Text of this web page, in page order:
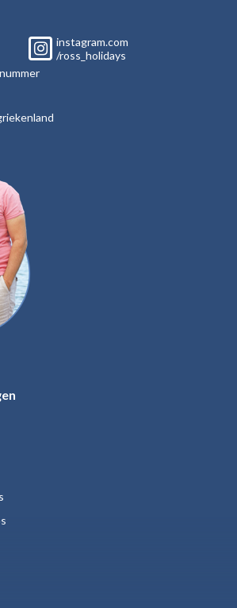
instagram.com
/ross_holidays